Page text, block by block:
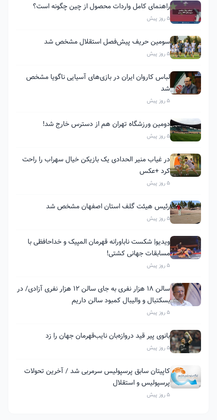
راهنمای کامل واردات محصول از چین چگونه است؟
5 روز پیش
سومین حریف پیش‌فصل استقلال مشخص شد
5 روز پیش
لباس کاروان ایران در بازی‌های آسیایی ناگویا مشخص
شد
5 روز پیش
دومین ورزشگاه تهران هم از دسترس خارج شد!
5 روز پیش
در غیاب منیر الحدادی یک بازیکن خیال سهراب را راحت
کرد +عکس
5 روز پیش
رئیس هیئت گلف استان اصفهان مشخص شد
5 روز پیش
ویدیو| شکست ناباورانه قهرمان المپیک و خداحافظی با
مسابقات جهانی کشتی!
5 روز پیش
سالن ۱۸ هزار نفری به جای سالن ۱۲ هزار نفری آزادی/ در
بسکتبال و والیبال کمبود سالن داریم
5 روز پیش
بانوی پیر قید دروازه‌بان نایب‌قهرمان جهان را زد
5 روز پیش
کاپیتان سابق پرسپولیس سرمربی شد / آخرین تحولات
پرسپولیس و استقلال
5 روز پیش